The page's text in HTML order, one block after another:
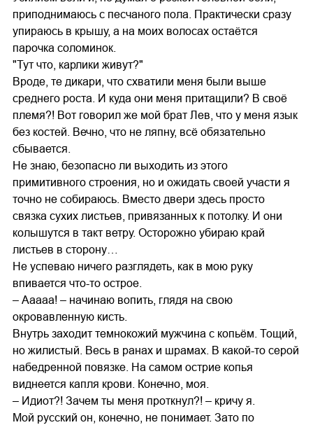
приподнимаюсь с песчаного пола. Практически сразу
упираюсь в крышу, а на моих волосах остаётся
парочка соломинок.
"Тут что, карлики живут?"
Вроде, те дикари, что схватили меня были выше
среднего роста. И куда они меня притащили? В своё
племя?! Вот говорил же мой брат Лев, что у меня язык
без костей. Вечно, что не ляпну, всё обязательно
сбывается.
Не знаю, безопасно ли выходить из этого
примитивного строения, но и ожидать своей участи я
точно не собираюсь. Вместо двери здесь просто
связка сухих листьев, привязанных к потолку. И они
колышутся в такт ветру. Осторожно убираю край
листьев в сторону…
Не успеваю ничего разглядеть, как в мою руку
впивается что-то острое.
– Ааааа! – начинаю вопить, глядя на свою
окровавленную кисть.
Внутрь заходит темнокожий мужчина с копьём. Тощий,
но жилистый. Весь в ранах и шрамах. В какой-то серой
набедренной повязке. На самом острие копья
виднеется капля крови. Конечно, моя.
– Идиот?! Зачем ты меня проткнул?! – кричу я.
Мой русский он, конечно, не понимает. Зато по